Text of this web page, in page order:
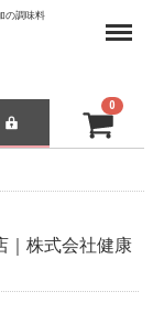
の調味料
Menu
｜株式会社健康
0